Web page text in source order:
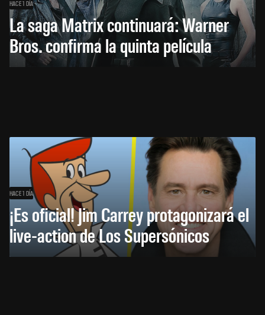
HACE 1 DÍA
La saga Matrix continuará: Warner
Bros. confirma la quinta película
HACE 1 DÍA
¡Es oficial! Jim Carrey protagonizará el
live-action de Los Supersónicos